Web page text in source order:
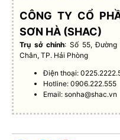
CÔNG TY CỔ
SƠN HÀ (SHAC)
Trụ sở chính: Số 55, Đường
Chân, TP. Hải Phòng
Điện thoại:
Hotline: 0906.222.555
Email:sonha@shac.vn